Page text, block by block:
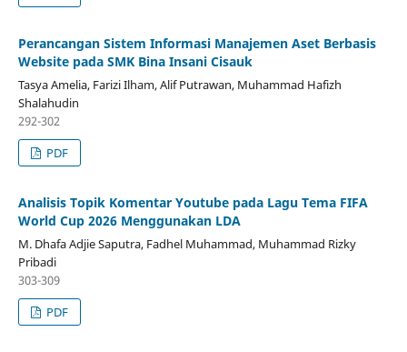
Perancangan Sistem Informasi Manajemen Aset Berbasis
Website pada SMK Bina Insani Cisauk
Tasya Amelia, Farizi Ilham, Alif Putrawan, Muhammad Hafizh
Shalahudin
292-302
PDF
Analisis Topik Komentar Youtube pada Lagu Tema FIFA
World Cup 2026 Menggunakan LDA
M. Dhafa Adjie Saputra, Fadhel Muhammad, Muhammad Rizky
Pribadi
303-309
PDF